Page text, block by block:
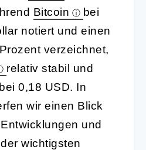
Bitcoin
bei
notiert und einen
verzeichnet,
relativ stabil und
0,18 USD. In
wir einen Blick
und
wichtigsten